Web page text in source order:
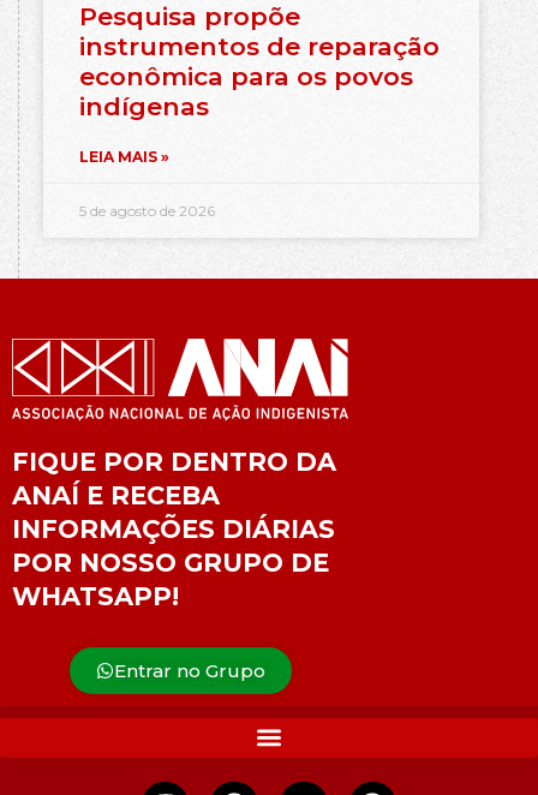
Pesquisa propõe
instrumentos de reparação
econômica para os povos
indígenas
LEIA MAIS »
5 de agosto de 2026
FIQUE POR DENTRO DA
ANAÍ E RECEBA
INFORMAÇÕES DIÁRIAS
POR NOSSO GRUPO DE
WHATSAPP!
Entrar no Grupo